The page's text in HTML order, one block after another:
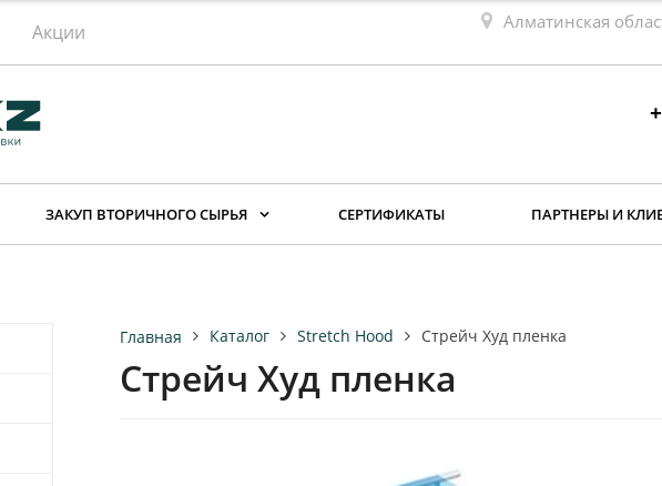
Акции Алматинская
ЗАКУП ВТОРИЧНОГО СЫРЬЯ СЕРТИФИКАТЫ ПАРТНЕРЫ И
Главная Каталог Stretch Hood Стрейч Худ пленка
Стрейч Худ пленка